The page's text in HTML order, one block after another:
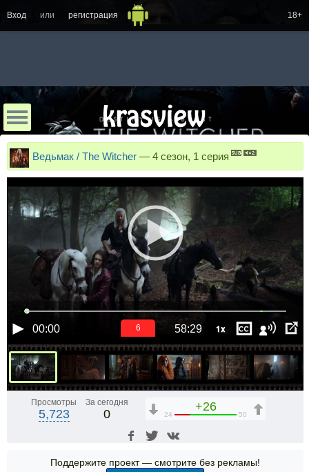
Вход или регистрация 18+
Ведьмак / The Witcher — 4 сезон, 1 серия
00:00 58:29 1x
5
Просмотры
5,723
За сегодня
0
+26
24 50
Поддержите проект — смотрите без рекламы!